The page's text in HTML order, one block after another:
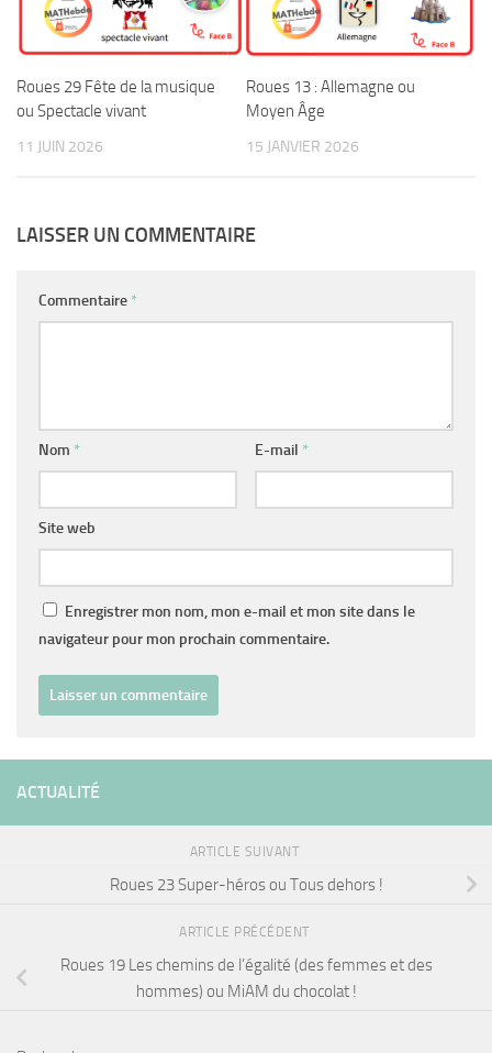
Roues 29 Fête de la musique
ou Spectacle vivant
11 JUIN 2026
Roues 13 : Allemagne ou
Moyen Âge
15 JANVIER 2026
LAISSER UN COMMENTAIRE
Commentaire *
Nom * E-mail *
Site web
Enregistrer mon nom, mon e-mail et mon site dans le
navigateur pour mon prochain commentaire.
ACTUALITÉ
ARTICLE SUIVANT
Roues 23 Super-héros ou Tous dehors !
ARTICLE PRÉCÉDENT
Roues 19 Les chemins de l’égalité (des femmes et des
hommes) ou MiAM du chocolat !